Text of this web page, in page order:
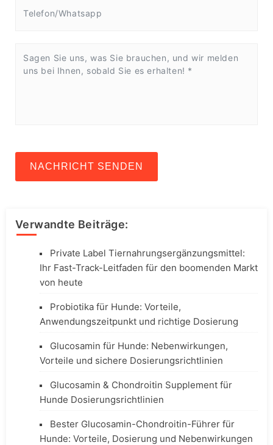
NACHRICHT SENDEN
Verwandte Beiträge:
Private Label Tiernahrungsergänzungsmittel:
Ihr Fast-Track-Leitfaden für den boomenden Markt
von heute
Probiotika für Hunde: Vorteile,
Anwendungszeitpunkt und richtige Dosierung
Glucosamin für Hunde: Nebenwirkungen,
Vorteile und sichere Dosierungsrichtlinien
Glucosamin & Chondroitin Supplement für
Hunde Dosierungsrichtlinien
Bester Glucosamin-Chondroitin-Führer für
Hunde: Vorteile, Dosierung und Nebenwirkungen